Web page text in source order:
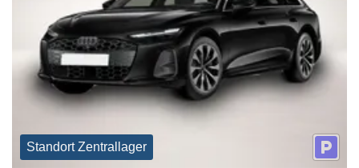
Standort Zentrallager